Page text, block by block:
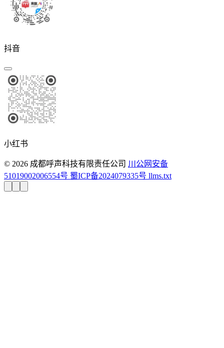
抖音
小红书
© 2026 成都呼声科技有限责任公司 川公网安备
51019002006554号 蜀ICP备2024079335号 llms.txt